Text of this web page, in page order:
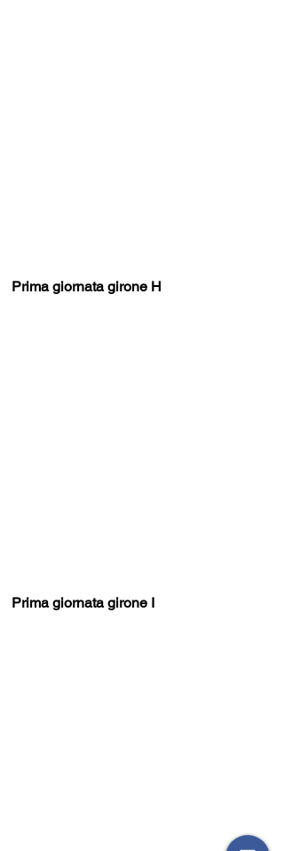
Prima giornata girone H
Prima giornata girone I